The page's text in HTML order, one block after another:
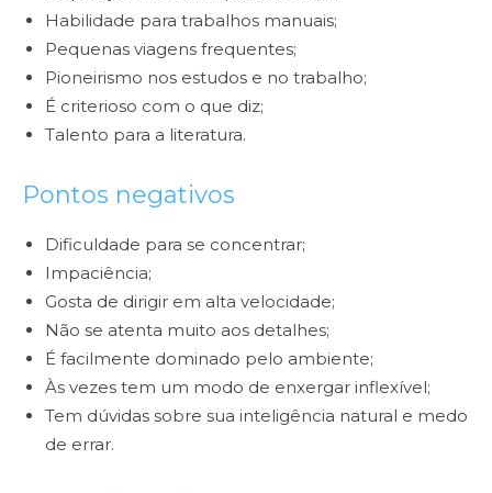
Habilidade para trabalhos manuais;
Pequenas viagens frequentes;
Pioneirismo nos estudos e no trabalho;
É criterioso com o que diz;
Talento para a literatura.
Pontos negativos
Dificuldade para se concentrar;
Impaciência;
Gosta de dirigir em alta velocidade;
Não se atenta muito aos detalhes;
É facilmente dominado pelo ambiente;
Às vezes tem um modo de enxergar inflexível;
Tem dúvidas sobre sua inteligência natural e medo
de errar.